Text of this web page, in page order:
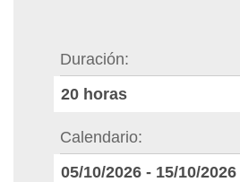
Duración
20 horas
Calendario
05/10/2026 - 15/10/2026